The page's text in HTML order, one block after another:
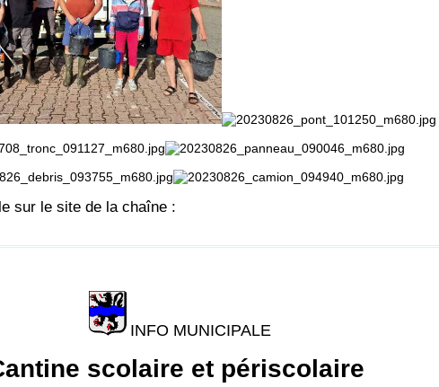
sur le site de la chaîne :
INFO MUNICIPALE
scolaire et périscolaire